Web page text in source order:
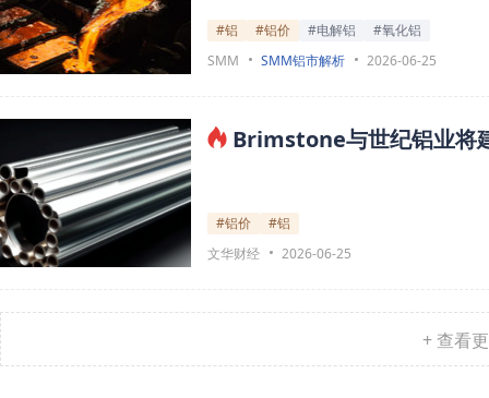
#铝 #铝价 #电解铝
#氧化铝
SMM
SMM铝市解析 2026-06-25
Brimstone与世纪铝业将
#铝价
#铝
文华财经
2026-06-25
+ 查看